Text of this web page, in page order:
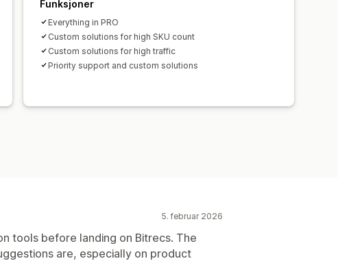
Funksjoner
Everything in PRO
Custom solutions for high SKU count
Custom solutions for high traffic
Priority support and custom solutions
5. februar 2026
tools before landing on Bitrecs. The
are, especially on product